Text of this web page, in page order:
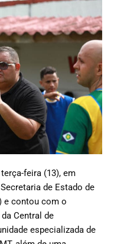
feira (13), em
de Estado de
e contou com o
Central de
especializada de